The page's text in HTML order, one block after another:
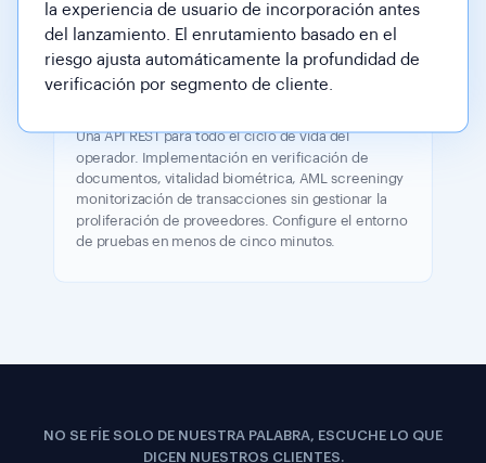
la experiencia de usuario de incorporación antes
del lanzamiento. El enrutamiento basado en el
riesgo ajusta automáticamente la profundidad de
verificación por segmento de cliente.
Una API REST para todo el ciclo de vida del
operador. Implementación en verificación de
documentos, vitalidad biométrica, AML screeningy
monitorización de transacciones sin gestionar la
proliferación de proveedores. Configure el entorno
de pruebas en menos de cinco minutos.
NO SE FÍE SOLO DE NUESTRA PALABRA, ESCUCHE LO QUE
DICEN NUESTROS CLIENTES.